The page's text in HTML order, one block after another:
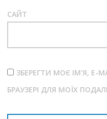
САЙТ
ЗБЕРЕГТИ МОЄ ІМ'Я, E-
БРАУЗЕРІ ДЛЯ МОЇХ